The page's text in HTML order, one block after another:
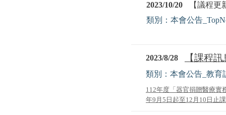
2023/10/20
【議程更
類別：本會公告
2023/8/28 【課程
類別：本會公告_教育
112年度「器官捐贈醫療實
年9月5日起至12月10日止